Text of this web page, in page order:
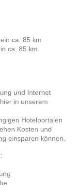
ca. 85 km
und Internet
in unserem
Hotelportalen
Kosten und
einsparen können.